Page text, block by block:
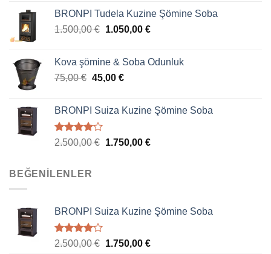
BRONPI Tudela Kuzine Şömine Soba
1.500,00€ 1.050,00 €
Kova şömine & Soba Odunluk
75,00€ 45,00 €
BRONPI Suiza Kuzine Şömine Soba
5
aldı
2.500,00€ 1.750,00 €
BEĞENILENLER
BRONPI Suiza Kuzine Şömine Soba
5
2.500,00€ 1.750,00 €